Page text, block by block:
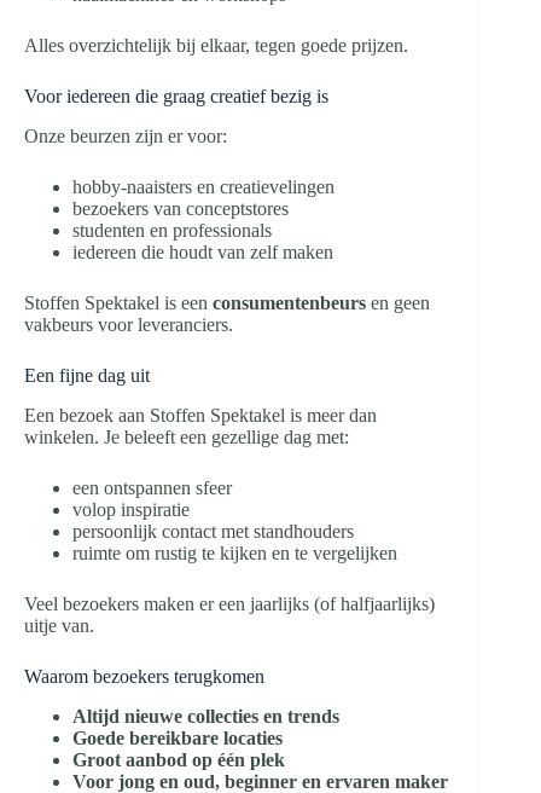
Alles overzichtelijk bij elkaar, tegen goede prijzen.
Voor iedereen die graag creatief bezig is
Onze beurzen zijn er voor:
hobby-naaisters en creatievelingen
bezoekers van conceptstores
studenten en professionals
iedereen die houdt van zelf maken
Stoffen Spektakel is een consumentenbeurs en geen
vakbeurs voor leveranciers.
Een fijne dag uit
Een bezoek aan Stoffen Spektakel is meer dan
winkelen. Je beleeft een gezellige dag met:
een ontspannen sfeer
volop inspiratie
persoonlijk contact met standhouders
ruimte om rustig te kijken en te vergelijken
Veel bezoekers maken er een jaarlijks (of halfjaarlijks)
uitje van.
Waarom bezoekers terugkomen
Altijd nieuwe collecties en trends
Goede bereikbare locaties
Groot aanbod op één plek
Voor jong en oud, beginner en ervaren maker